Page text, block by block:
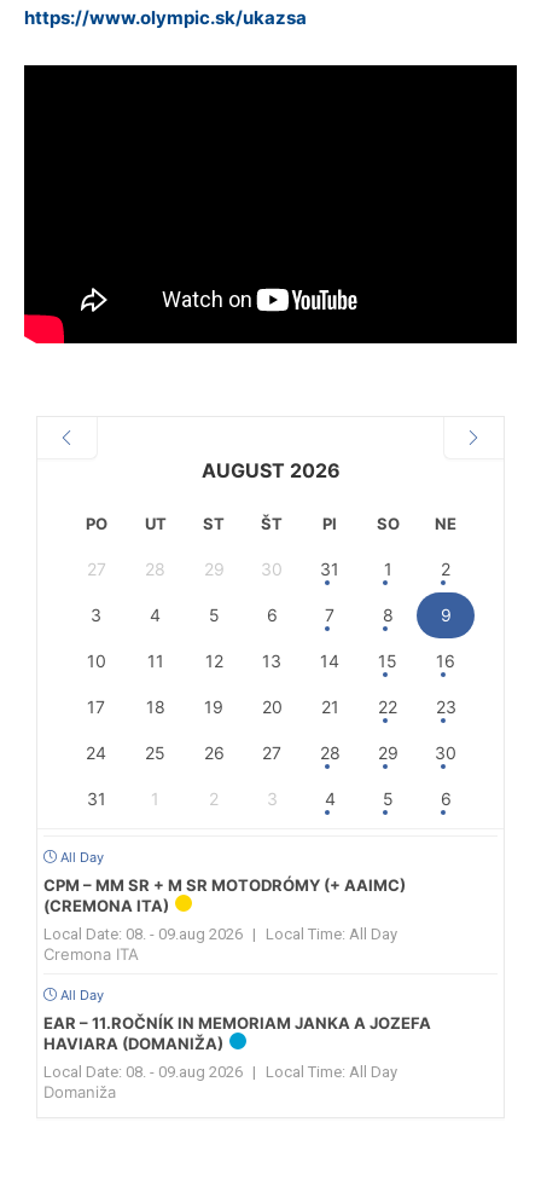
https://www.olympic.sk/ukazsa
AUGUST 2026
PO UT ST ŠT PI SO NE
27 28 29 30 31 1 2
3 4 5 6 7 8 9
10 11 12 13 14 15 16
17 18 19 20 21 22 23
24 25 26 27 28 29 30
31 1 2 3 4 5 6
All Day
CPM – MM SR + M SR MOTODRÓMY (+ AAIMC)
(CREMONA ITA)
Local Date: 08. - 09.aug 2026 | Local Time: All Day
Cremona ITA
All Day
EAR – 11.ROČNÍK IN MEMORIAM JANKA A JOZEFA
HAVIARA (DOMANIŽA)
Local Date: 08. - 09.aug 2026 | Local Time: All Day
Domaniža